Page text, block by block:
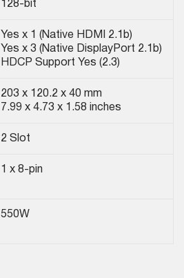
128-bit
Yes x 1 (Native HDMI 2.1b)
Yes x 3 (Native DisplayPort 2.1b)
HDCP Support Yes (2.3)
203 x 120.2 x 40 mm
7.99 x 4.73 x 1.58 inches
2 Slot
1 x 8-pin
550W